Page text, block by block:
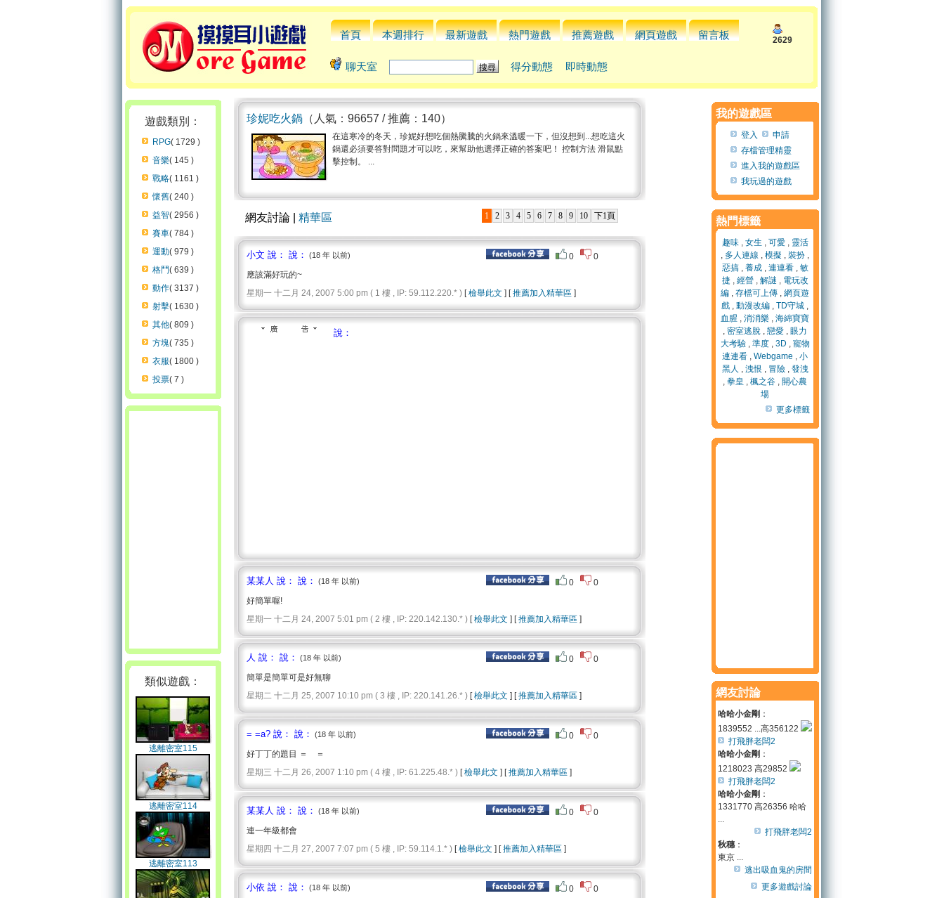
首頁 本週排行 最新遊戲 熱門遊戲 推薦遊戲 網頁遊戲 留言板 2629
聊天室 得分動態 即時動態
遊戲類別：
RPG( 1729 )
音樂( 145 )
戰略( 1161 )
懷舊( 240 )
益智( 2956 )
賽車( 784 )
運動( 979 )
格鬥( 639 )
動作( 3137 )
射擊( 1630 )
其他( 809 )
方塊( 735 )
衣服( 1800 )
投票( 7 )
類似遊戲：
逃離密室115
逃離密室114
逃離密室113
珍妮吃火鍋 （人氣：96657 / 推薦：140）
在這寒冷的冬天，珍妮好想吃個熱騰騰的火鍋來溫暖一下，但沒想到...想吃這火
鍋還必須要答對問題才可以吃，來幫助他選擇正確的答案吧！ 控制方法 滑鼠點
擊控制。 ...
網友討論 | 精華區 1 2 3 4 5 6 7 8 9 10 下1頁
小文 說： 說： (18 年 以前) 0
0
應該滿好玩的~
星期一 十二月 24, 2007 5:00 pm ( 1 樓 , IP: 59.112.220.* ) [檢舉此文 ] [推薦加入精華區 ]
說：
某某人 說： 說： (18 年 以前) 0
0
好簡單喔!
星期一 十二月 24, 2007 5:01 pm ( 2 樓 , IP: 220.142.130.* ) [檢舉此文 ] [推薦加入精華區 ]
人 說： 說： (18 年 以前) 0
0
簡單是簡單可是好無聊
星期二 十二月 25, 2007 10:10 pm ( 3 樓 , IP: 220.141.26.* ) [檢舉此文 ] [推薦加入精華區 ]
= =a? 說： 說： (18 年 以前) 0
0
好丁丁的題目 ＝ ＝
星期三 十二月 26, 2007 1:10 pm ( 4 樓 , IP: 61.225.48.* ) [檢舉此文 ] [推薦加入精華區 ]
某某人 說： 說： (18 年 以前) 0
0
連一年級都會
星期四 十二月 27, 2007 7:07 pm ( 5 樓 , IP: 59.114.1.* ) [檢舉此文 ] [推薦加入精華區 ]
小依 說： 說： (18 年 以前) 0
0
我的遊戲區
登入
申請
存檔管理精靈
進入我的遊戲區
我玩過的遊戲
熱門標籤
趣味, 女生 , 可愛, 靈活
, 多人連線 , 模擬 , 裝扮 ,
惡搞, 養成, 連連看, 敏
捷, 經營, 解謎 , 電玩改
編 , 存檔可上傳 , 網頁遊
戲 , 動漫改編 , TD守城 ,
血腥 , 消消樂 , 海綿寶寶
, 密室逃脫 , 戀愛 , 眼力
大考驗, 準度, 3D , 寵物
連連看 , Webgame , 小
黑人 , 洩恨 , 冒險, 發洩
, 拳皇 , 楓之谷 , 開心農
場
更多標籤
網友討論
哈哈小金剛 ：
1839552 ...高356122
打飛胖老闆2
哈哈小金剛 ：
1218023 高29852
打飛胖老闆2
哈哈小金剛 ：
1331770 高26356 哈哈
...
打飛胖老闆2
秋穗：
東京 ...
逃出吸血鬼的房間
更多遊戲討論